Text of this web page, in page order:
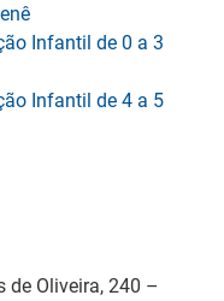
Infantil de 0 a 3
Infantil de 4 a 5
de Oliveira, 240 –